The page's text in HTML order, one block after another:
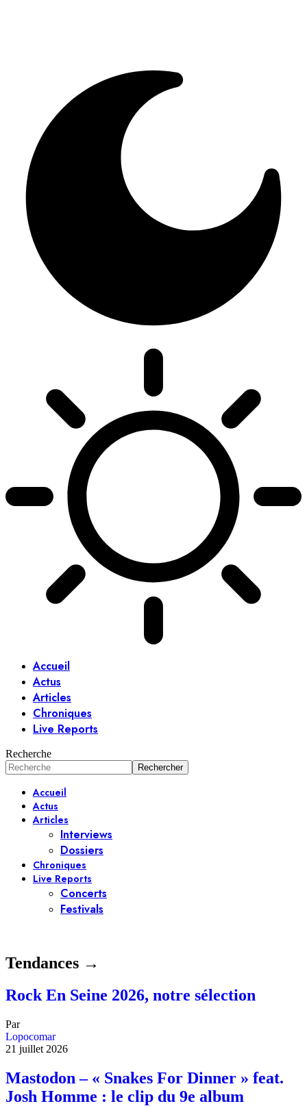
Accueil
Actus
Articles
Chroniques
Live Reports
Recherche
Accueil
Actus
Articles
Interviews
Dossiers
Chroniques
Live Reports
Concerts
Festivals
Tendances →
Rock En Seine 2026, notre sélection
Par
Lopocomar
21 juillet 2026
Mastodon – « Snakes For Dinner » feat.
Josh Homme : le clip du 9e album